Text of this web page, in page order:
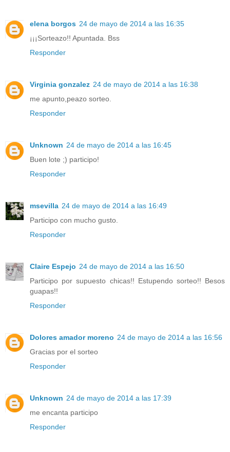
elena borgos 24 de mayo de 2014 a las 16:35
¡¡¡Sorteazo!! Apuntada. Bss
Responder
Virginia gonzalez 24 de mayo de 2014 a las 16:38
me apunto,peazo sorteo.
Responder
Unknown 24 de mayo de 2014 a las 16:45
Buen lote ;) participo!
Responder
msevilla 24 de mayo de 2014 a las 16:49
Participo con mucho gusto.
Responder
Claire Espejo 24 de mayo de 2014 a las 16:50
Participo por supuesto chicas!! Estupendo sorteo!! Besos
guapas!!
Responder
Dolores amador moreno 24 de mayo de 2014 a las 16:56
Gracias por el sorteo
Responder
Unknown 24 de mayo de 2014 a las 17:39
me encanta participo
Responder